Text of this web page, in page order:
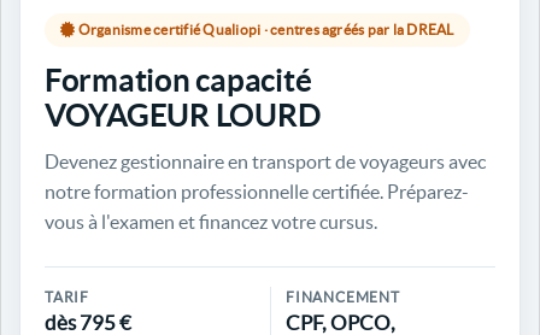
Organisme certifié Qualiopi · centres agréés par la DREAL
Formation capacité
VOYAGEUR LOURD
Devenez gestionnaire en transport de voyageurs avec
notre formation professionnelle certifiée. Préparez-
vous à l'examen et financez votre cursus.
TARIF
dès 795 €
FINANCEMENT
CPF, OPCO,